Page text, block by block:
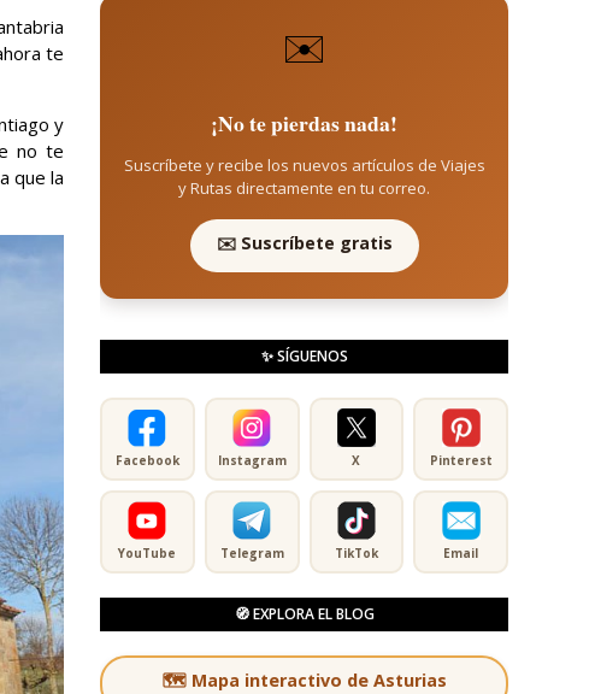
te
y
no te
que la
✉️
¡No te pierdas nada!
Suscríbete y recibe los nuevos artículos de Viajes
y Rutas directamente en tu correo.
✉️ Suscríbete gratis
✨ SÍGUENOS
Facebook Instagram X Pinterest
YouTube Telegram TikTok Email
🧭 EXPLORA EL BLOG
🗺️ Mapa interactivo de Asturias